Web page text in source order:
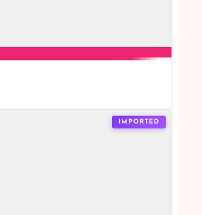
IMPORTED